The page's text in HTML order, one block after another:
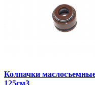
Колпачки
125см3